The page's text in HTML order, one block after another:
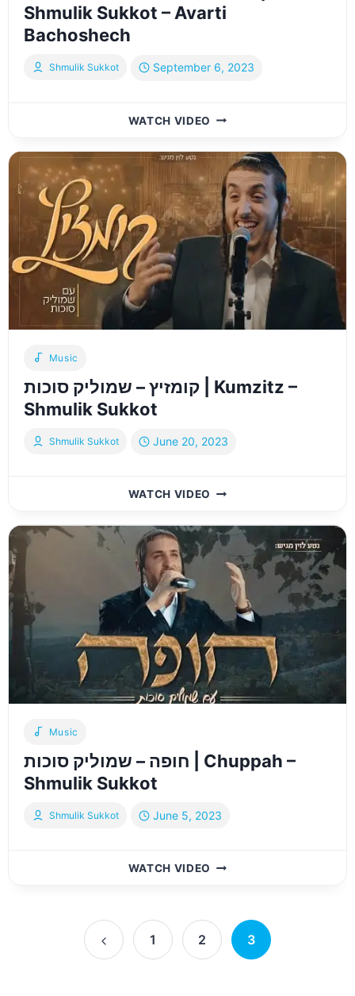
Shmulik Sukkot – Avarti
Bachoshech
Shmulik Sukkot September 6, 2023
WATCH VIDEO שמוליק
–
עברתי
בחושך
SHMULIK
SUKKOT
AVARTI
BACHOSHECH
Music
קומזיץ – שמוליק סוכות | Kumzitz –
Shmulik Sukkot
Shmulik Sukkot June 20, 2023
WATCH VIDEO קומזיץ
שמוליק
סוכות
KUMZITZ
SHMULIK
SUKKOT
Music
חופה – שמוליק סוכות | Chuppah –
Shmulik Sukkot
Shmulik Sukkot June 5, 2023
WATCH VIDEO חופה
CHUPPAH
navigation
Previous
1 2 3